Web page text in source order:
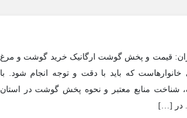
قیمت و پخش گوشت ارگانیک خرید گوشت و مرغ
خانوارهاست که باید با دقت و توجه انجام شود. با
شناخت منابع معتبر و نحوه پخش گوشت در استان
در […]